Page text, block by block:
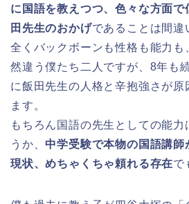
に国語を教えつつ、色々な方面で
田先生のおかげであることは間違
全くバックボーンも性格も能力も
然違う僕たち二人ですが、8年も
に飯田先生の人格と辛抱強さが原
ます。
もちろん国語の先生としての能力
うか、 中学受験で本物の国語講師
現状、めちゃくちゃ頼れる存在で